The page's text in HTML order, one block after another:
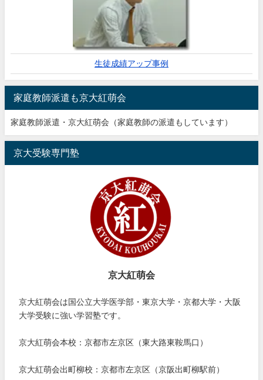
生徒成績アップ事例
家庭教師派遣も京大紅萌会
家庭教師派遣・京大紅萌会（家庭教師の派遣もしています）
京大受験専門塾
京大紅萌会
京大紅萌会は国公立大学医学部・東京大学・京都大学・大阪
大学受験に強い学習塾です。
京大紅萌会本校：京都市左京区（東大路東鞍馬口）
京大紅萌会出町柳校：京都市左京区（京阪出町柳駅前）